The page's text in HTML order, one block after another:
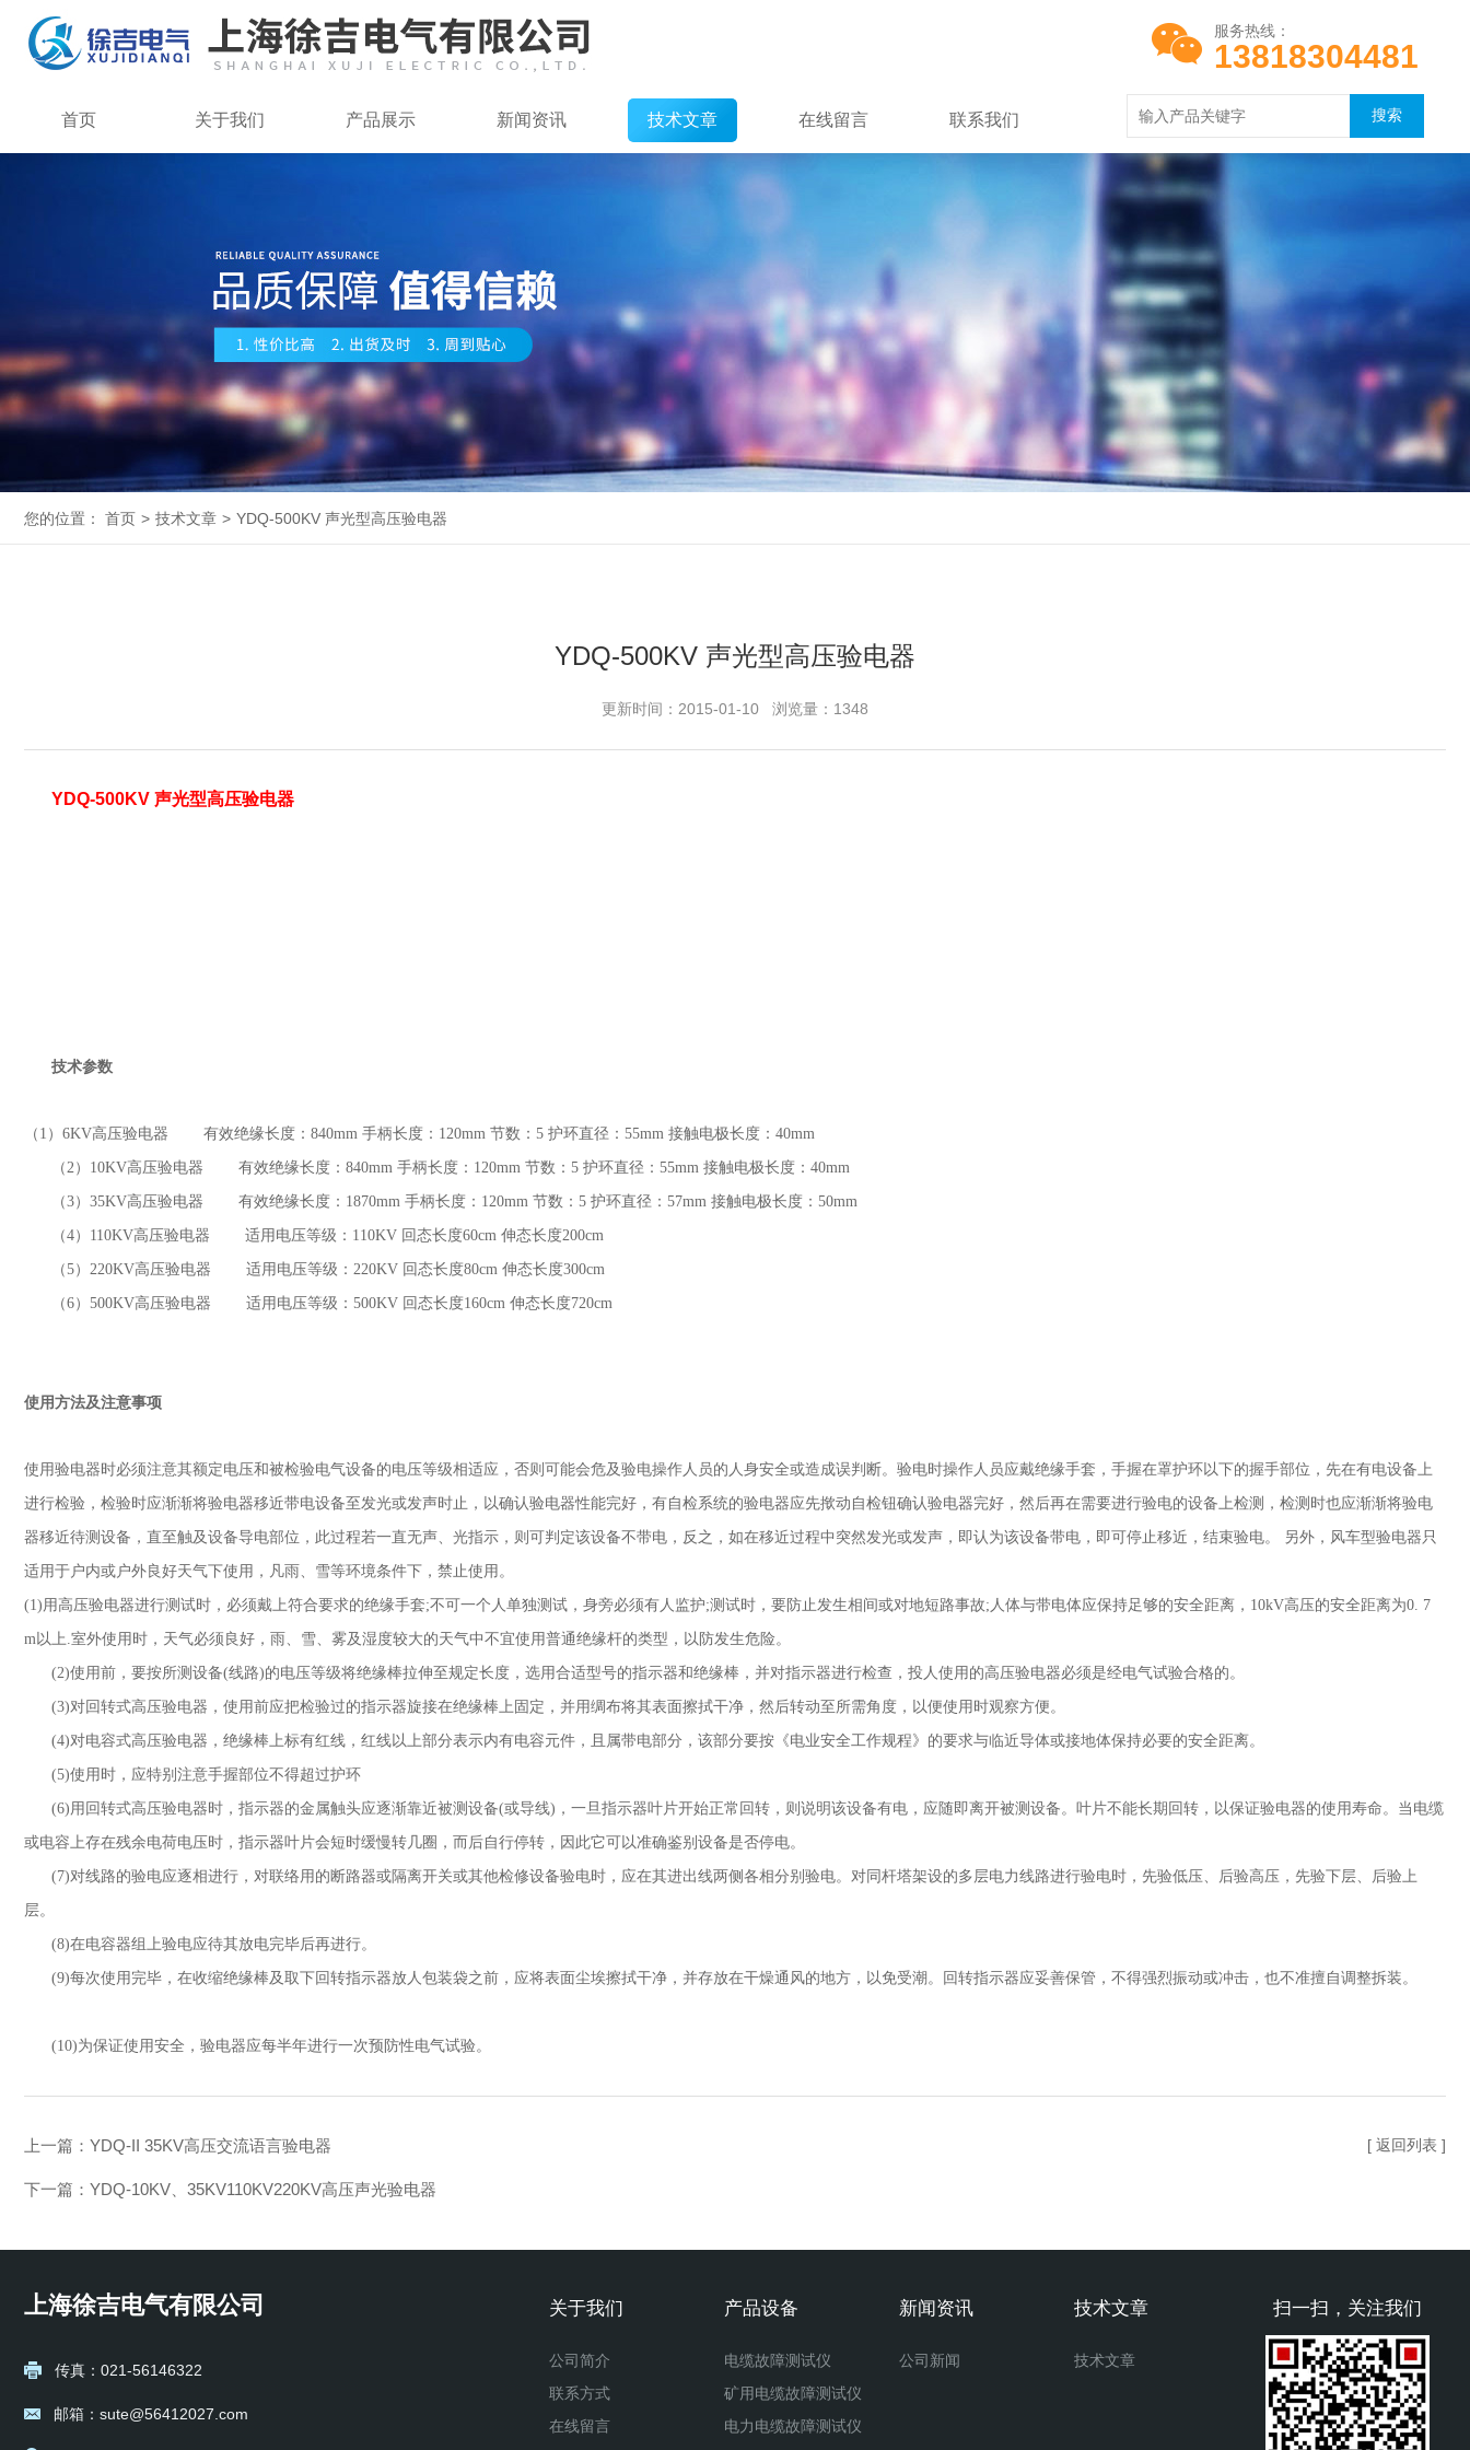
服务热线：
13818304481
首页 关于我们 产品展示 新闻资讯 技术文章 在线留言 联系我们
您的位置： 首页 > 技术文章 > YDQ-500KV 声光型高压验电器
YDQ-500KV 声光型高压验电器
更新时间：2015-01-10 浏览量：1348
YDQ-500KV 声光型高压验电器
技术参数
（1 ） 6KV高压验电器 有效绝缘长度： 840mm 手柄长度： 120mm 节数： 5 护环直径： 55mm 接触电极长度： 40mm
（2） 10KV高压验电器 有效绝缘长度： 840mm 手柄长度： 120mm 节数： 5 护环直径： 55mm 接触电极长度： 40mm
（3） 35KV高压验电器 有效绝缘长度： 1870mm 手柄长度： 120mm 节数： 5 护环直径： 57mm 接触电极长度： 50mm
（4） 110KV高压验电器 适用电压等级： 110KV 回态长度60cm 伸态长度200cm
（5） 220KV高压验电器 适用电压等级： 220KV 回态长度80cm 伸态长度300cm
（6） 500KV高压验电器 适用电压等级： 500KV 回态长度160cm 伸态长度720cm
使用方法及注意事项
使用验电器时必须注意其额定电压和被检验电气设备的电压等级相适应，否则可能会危及验电操作人员的人身安全或造成误判断。验电时操作人员应戴绝缘手套，手握在罩护环以下的握手部位，先在有电设备上
进行检验，检验时应渐渐将验电器移近带电设备至发光或发声时止，以确认验电器性能完好，有自检系统的验电器应先揿动自检钮确认验电器完好，然后再在需要进行验电的设备上检测，检测时也应渐渐将验电
器移近待测设备，直至触及设备导电部位，此过程若一直无声、光指示，则可判定该设备不带电，反之，如在移近过程中突然发光或发声，即认为该设备带电，即可停止移近，结束验电。 另外，风车型验电器只
适用于户内或户外良好天气下使用，凡雨、雪等环境条件下，禁止使用。
(1)用高压验电器进行测试时，必须戴上符合要求的绝缘手套;不可一个人单独测试，身旁必须有人监护;测试时，要防止发生相间或对地短路事故; 人体与带电体应保持足够的安全距离， 10kV高压的安全距离为0. 7
m以上.室外使用时，天气必须良好，雨、雪、雾及湿度较大的天气中不宜使用普通绝缘杆的类型，以防发生危险。
(2)使用前，要按所测设备(线路)的电压等级将绝缘棒拉伸至规定长度，选用合适型号的指示器和绝缘棒，并对指示器进行检查，投人使用的高压验电器必须是经电气试验合格的。
(3)对回转式高压验电器，使用前应把检验过的指示器旋接在绝缘棒上固定，并用绸布将其表面擦拭干净，然后转动至所需角度，以便使用时观察方便。
(4)对电容式高压验电器，绝缘棒上标有红线，红线以上部分表示内有电容元件，且属带电部分，该部分要按《电业安全工作规程》的要求与临近导体或接地体保持必要的安全距离。
(5)使用时，应特别注意手握部位不得超过护环
(6)用回转式高压验电器时，指示器的金属触头应逐渐靠近被测设备(或导线) ，一旦指示器叶片开始正常回转，则说明该设备有电，应随即离开被测设备。叶片不能长期回转，以保证验电器的使用寿命。当电缆
或电容上存在残余电荷电压时，指示器叶片会短时缓慢转几圈，而后自行停转，因此它可以准确鉴别设备是否停电。
(7)对线路的验电应逐相进行，对联络用的断路器或隔离开关或其他检修设备验电时，应在其进出线两侧各相分别验电。对同杆塔架设的多层电力线路进行验电时，先验低压、后验高压，先验下层、后验上
层。
(8)在电容器组上验电应待其放电完毕后再进行。
(9)每次使用完毕，在收缩绝缘棒及取下回转指示器放人包装袋之前，应将表面尘埃擦拭干净，并存放在干燥通风的地方，以免受潮。回转指示器应妥善保管，不得强烈振动或冲击，也不准擅自调整拆装。
(10)为保证使用安全，验电器应每半年进行一次预防性电气试验。
上一篇： YDQ-II 35KV高压交流语言验电器
下一篇： YDQ-10KV、35KV110KV220KV高压声光验电器
[ 返回列表 ]
上海徐吉电气有限公司
传真：021-56146322
邮箱：sute@56412027.com
扫一扫，关注我们
关于我们
公司简介
联系方式
在线留言
产品设备
电缆故障测试仪
矿用电缆故障测试仪
电力电缆故障测试仪
新闻资讯
公司新闻
技术文章
技术文章